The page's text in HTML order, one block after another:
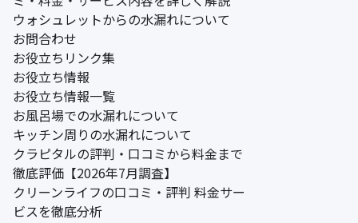
ウォシュレットからの水漏れについて
お問合わせ
お役立ちリンク集
お役立ち情報
お役立ち情報一覧
お風呂場での水漏れについて
キッチン周りの水漏れについて
クラピタルの評判・口コミから料金まで
徹底評価【2026年7月調査】
クリーンライフの口コミ・評判 料金サー
ビスを徹底分析